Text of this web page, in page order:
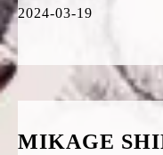
2024-03-19
MIKAGE